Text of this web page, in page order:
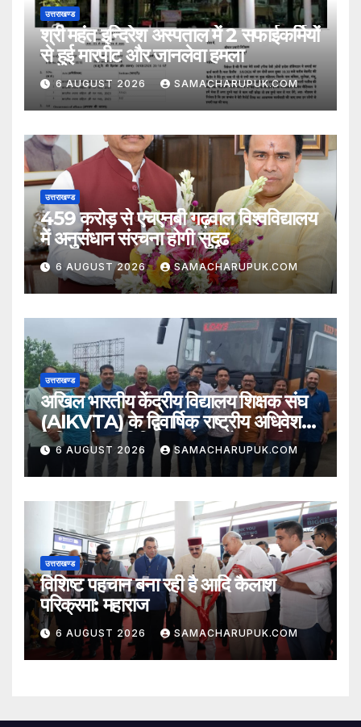
उत्तराखण्ड
श्री महंत इन्दिरेश अस्पताल में 2 सफाईकर्मियों
से हुई मारपीट और जानलेवा हमला
6 AUGUST 2026 SAMACHARUPUK.COM
उत्तराखण्ड
459 करोड़ से एचएनबी गढ़वाल विश्वविद्यालय
में अनुसंधान संरचना होगी सुदृढ
6 AUGUST 2026 SAMACHARUPUK.COM
उत्तराखण्ड
अखिल भारतीय केंद्रीय विद्यालय शिक्षक संघ
(AIKVTA) के द्विवार्षिक राष्ट्रीय अधिवेशन
में शिक्षकों की विभिन्न मांगो पर होगी चर्चा
6 AUGUST 2026 SAMACHARUPUK.COM
उत्तराखण्ड
विशिष्ट पहचान बना रही है आदि कैलाश
परिक्रमा: महाराज
6 AUGUST 2026 SAMACHARUPUK.COM